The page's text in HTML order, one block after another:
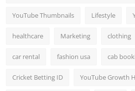
YouTube Thumbnails Lifestyle
healthcare Marketing clothing
car rental fashion usa cab
Cricket Betting ID YouTube Growth